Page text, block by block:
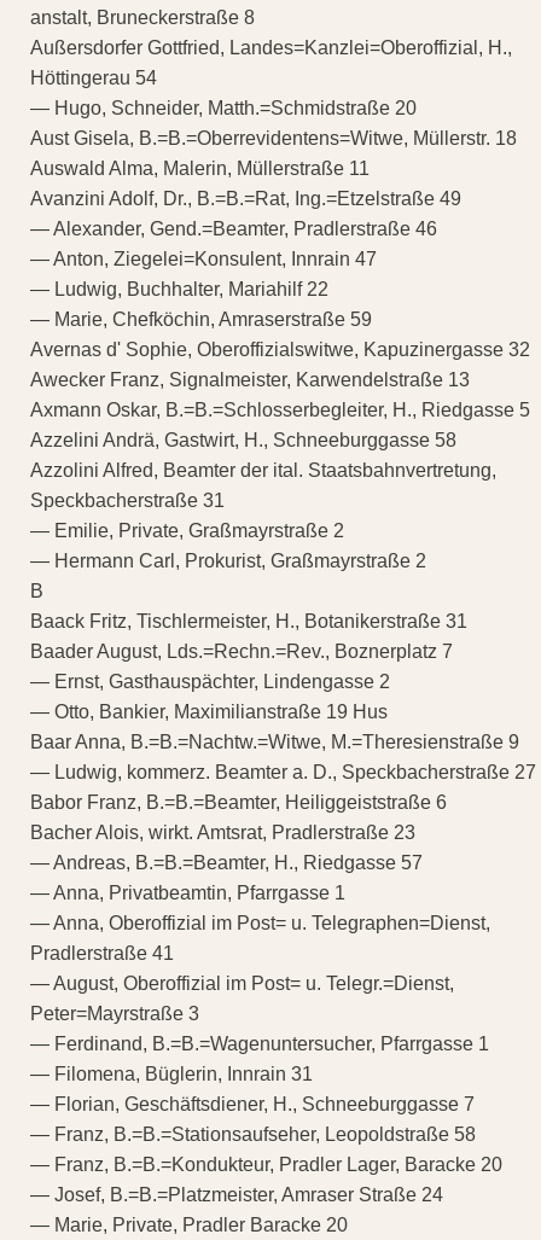
anstalt, Bruneckerstraße 8
Außersdorfer Gottfried, Landes=Kanzlei=Oberoffizial, H.,
Höttingerau 54
— Hugo, Schneider, Matth.=Schmidstraße 20
Aust Gisela, B.=B.=Oberrevidentens=Witwe, Müllerstr. 18
Auswald Alma, Malerin, Müllerstraße 11
Avanzini Adolf, Dr., B.=B.=Rat, Ing.=Etzelstraße 49
— Alexander, Gend.=Beamter, Pradlerstraße 46
— Anton, Ziegelei=Konsulent, Innrain 47
— Ludwig, Buchhalter, Mariahilf 22
— Marie, Chefköchin, Amraserstraße 59
Avernas d' Sophie, Oberoffizialswitwe, Kapuzinergasse 32
Awecker Franz, Signalmeister, Karwendelstraße 13
Axmann Oskar, B.=B.=Schlosserbegleiter, H., Riedgasse 5
Azzelini Andrä, Gastwirt, H., Schneeburggasse 58
Azzolini Alfred, Beamter der ital. Staatsbahnvertretung,
Speckbacherstraße 31
— Emilie, Private, Graßmayrstraße 2
— Hermann Carl, Prokurist, Graßmayrstraße 2
B
Baack Fritz, Tischlermeister, H., Botanikerstraße 31
Baader August, Lds.=Rechn.=Rev., Boznerplatz 7
— Ernst, Gasthauspächter, Lindengasse 2
— Otto, Bankier, Maximilianstraße 19 Hus
Baar Anna, B.=B.=Nachtw.=Witwe, M.=Theresienstraße 9
— Ludwig, kommerz. Beamter a. D., Speckbacherstraße 27
Babor Franz, B.=B.=Beamter, Heiliggeiststraße 6
Bacher Alois, wirkt. Amtsrat, Pradlerstraße 23
— Andreas, B.=B.=Beamter, H., Riedgasse 57
— Anna, Privatbeamtin, Pfarrgasse 1
— Anna, Oberoffizial im Post= u. Telegraphen=Dienst,
Pradlerstraße 41
— August, Oberoffizial im Post= u. Telegr.=Dienst,
Peter=Mayrstraße 3
— Ferdinand, B.=B.=Wagenuntersucher, Pfarrgasse 1
— Filomena, Büglerin, Innrain 31
— Florian, Geschäftsdiener, H., Schneeburggasse 7
— Franz, B.=B.=Stationsaufseher, Leopoldstraße 58
— Franz, B.=B.=Kondukteur, Pradler Lager, Baracke 20
— Josef, B.=B.=Platzmeister, Amraser Straße 24
— Marie, Private, Pradler Baracke 20